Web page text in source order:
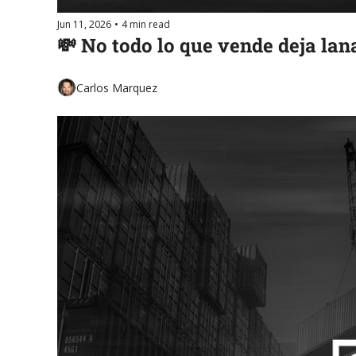
Jun 11, 2026 • 4 min read
💸 No todo lo que vende deja
Carlos Marquez